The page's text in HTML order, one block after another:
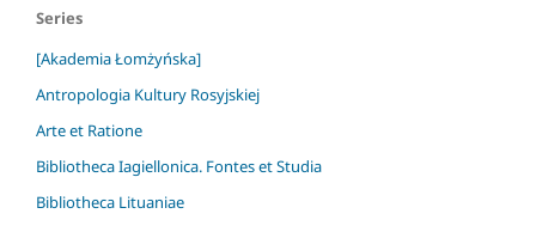
Series
[Akademia Łomżyńska]
Antropologia Kultury Rosyjskiej
Arte et Ratione
Bibliotheca Iagiellonica. Fontes et Studia
Bibliotheca Lituaniae